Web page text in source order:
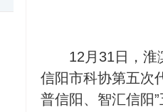
12月31日，淮
信阳市科协第五次
普信阳、智汇信阳